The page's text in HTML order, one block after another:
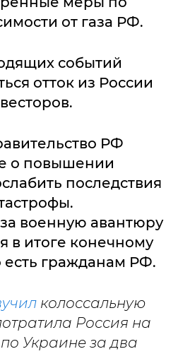
от газа РФ.
событий
отток из России
РФ
о повышении
последствия
военную авантюру
в итоге конечному
есть гражданам РФ.
колоссальную
Россия на
Украине за два